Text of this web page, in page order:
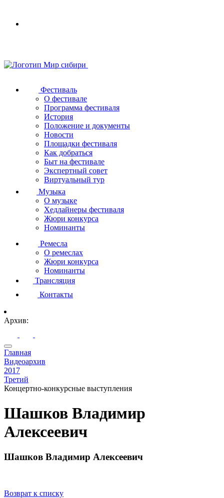
browser
Фестиваль
О фестивале
Программа фестиваля
История
Положение и документы
Новости
Площадки фестиваля
Как добраться
Быт на фестивале
Экспертный совет
Виртуальный тур
Музыка
О музыке
Хедлайнеры фестиваля
Жюри конкурса
Номинанты
Ремесла
О ремеслах
Жюри конкурса
Номинанты
Трансляция
Контакты
Архив:
Главная
Видеоархив
2017
Третий
Концертно-конкурсные выступления
Шашков Владимир
Алексеевич
Шашков Владимир Алексеевич
Возврат к списку